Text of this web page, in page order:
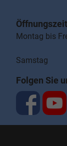
Montag bis
14:00
Samstag
Folgen Sie